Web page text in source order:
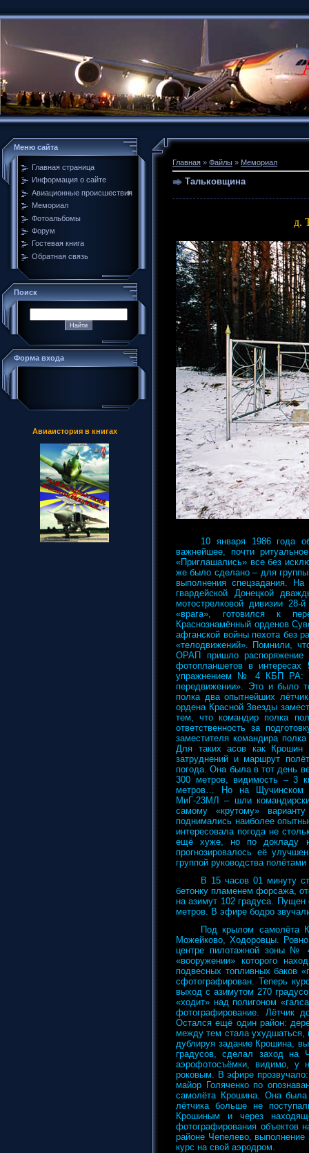
Меню сайта
Главная страница
Информация о сайте
Авиационные происшествия
Мемориал
Фотоальбомы
Форум
Гостевая книга
Обратная связь
Поиск
Форма входа
Авиаистория в книгах
Главная » Файлы » Мемориал
Тальковщина
д.
10 января 1986 года
важнейшее, почти
«Приглашались» все без
же было сделано – для группы
выполнения спецзадания.
гвардейской Донецкой
мотострелковой дивизии 28-
«врага», готовился к
Краснознамённый орденов
афганской войны пехота без
«телодвижений». Помнили,
ОРАП пришло распоряжение
фотопланшетов в
упражнением № 4 КБП РА:
передвижении». Это и было
полка два опытнейших
ордена Красной Звезды
тем, что командир полка
ответственность за
заместителя командира
Для таких асов как
затруднений и маршрут
погода. Она была в тот день
300 метров, видимость – 3
метров… Но на Щучинском
МиГ-23МЛ – шли
самому «крутому»
поднимались наиболее
интересовала погода не
ещё хуже, но по докладу
прогнозировалось её
группой руководства
В 15 часов 01 минуту
бетонку пламенем форсажа,
на азимут 102 градуса. Пущен
метров. В эфире бодро
Под крылом самолёта
Можейково, Ходоровцы.
центре пилотажной зоны №
«вооружении» которого
подвесных топливных баков
сфотографирован. Теперь
выход с азимутом 270
«ходит» над полигоном
фотографирование. Лётчик
Остался ещё один район:
между тем стала ухудшаться,
дублируя задание Крошина,
градусов, сделал заход на
аэрофотосъёмки, видимо, у
роковым. В эфире
майор Голяченко по
самолёта Крошина. Она
лётчика больше не
Крошиным и через
фотографирования объектов
районе Чепелево,
курс на свой аэродром.